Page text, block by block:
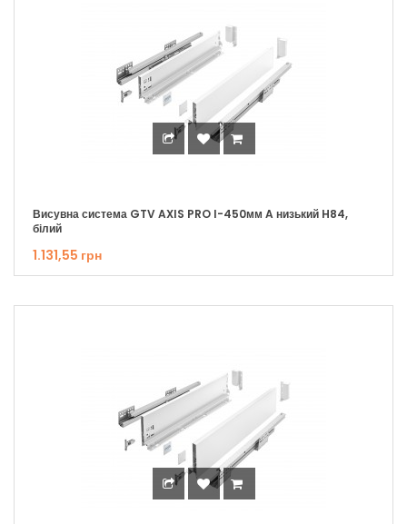
Висувна система GTV AXIS PRO I-450мм A низький H84,
білий
1.131,55 грн